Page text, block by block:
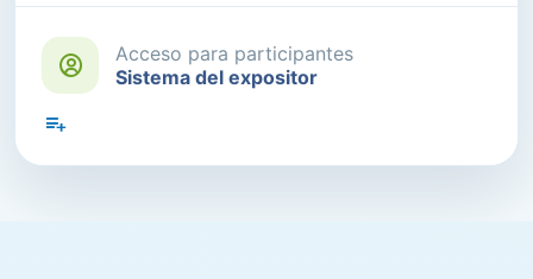
Acceso para participantes
Sistema del expositor